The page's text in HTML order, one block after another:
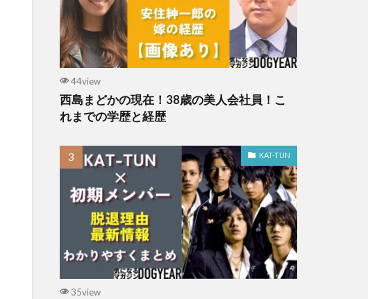
44view
西島まどかの現在！38歳の美人会社員！こ
れまでの学歴と経歴
KAT-TUN
35view